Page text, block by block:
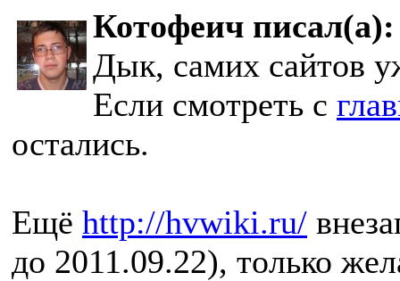
Котофеич писал(а):
Дык, самих сайтов
Если смотреть с
остались.
Ещё http://hvwiki.ru/
до 2011.09.22), только